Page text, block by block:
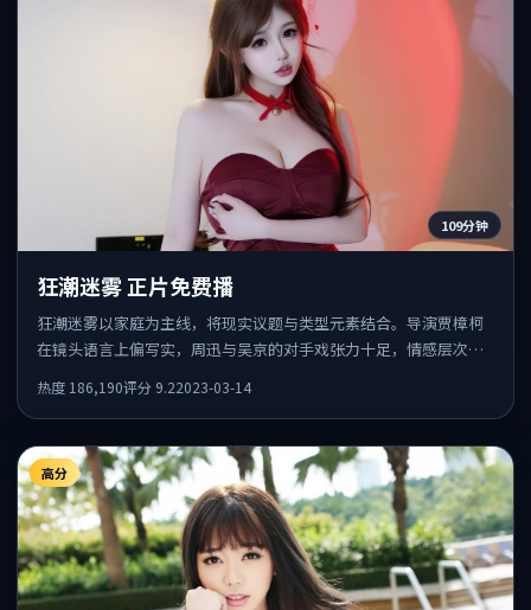
109分钟
狂潮迷雾 正片免费播
狂潮迷雾以家庭为主线，将现实议题与类型元素结合。导演贾樟柯
在镜头语言上偏写实，周迅与吴京的对手戏张力十足，情感层次丰
热度 186,190评分 9.22023-03-14
高分